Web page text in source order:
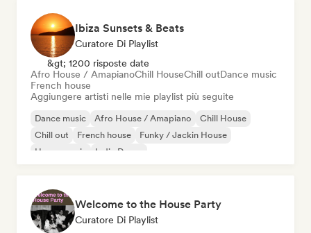
Ibiza Sunsets & Beats
Curatore Di Playlist
&gt; 1200 risposte date
Afro House / AmapianoChill HouseChill outDance music
French house
Aggiungere artisti nelle mie playlist più seguite
Dance music Afro House / Amapiano
Chill House
Chill out
French house
Funky / Jackin House
House music
Indie Dance
Welcome to the House Party
Curatore Di Playlist